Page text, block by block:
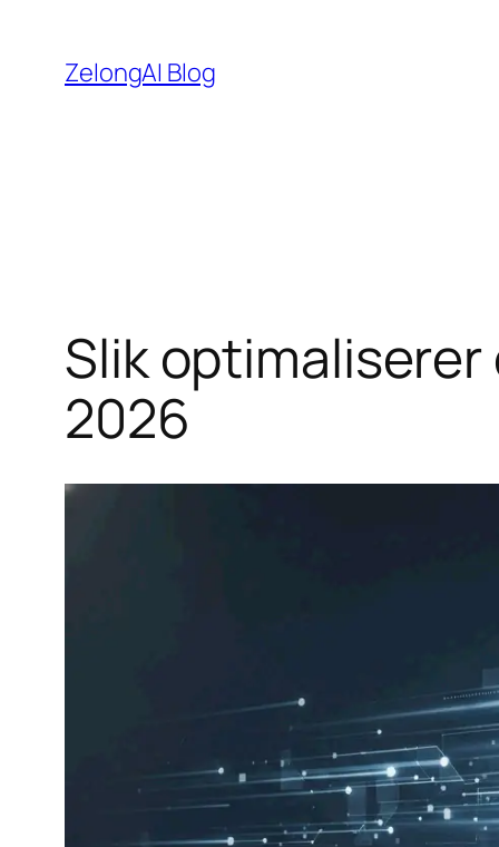
innhold
ZelongAI Blog
Slik
2026